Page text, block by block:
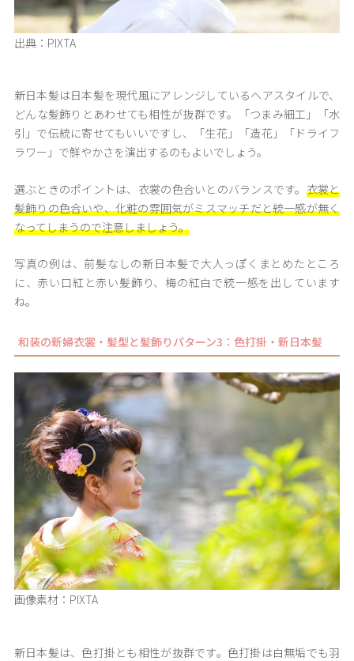
出典：PIXTA
新日本髪は日本髪を現代風にアレンジしているヘアスタイルで、
どんな髪飾りとあわせても相性が抜群です。「つまみ細工」「水
引」で伝統に寄せてもいいですし、「生花」「造花」「ドライフ
ラワー」で鮮やかさを演出するのもよいでしょう。
選ぶときのポイントは、衣裳の色合いとのバランスです。 衣裳と
髪飾りの色合いや、化粧の雰囲気がミスマッチだと統一感が無く
なってしまうので注意しましょう。
写真の例は、前髪なしの新日本髪で大人っぽくまとめたところ
に、赤い口紅と赤い髪飾り、梅の紅白で統一感を出しています
ね。
和装の新婦衣裳・髪型と髪飾りパターン3：色打掛・新日本髪
画像素材：PIXTA
新日本髪は、色打掛とも相性が抜群です。色打掛は白無垢でも羽